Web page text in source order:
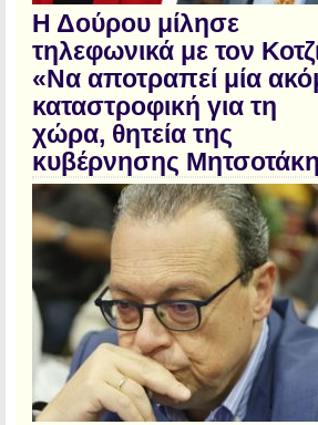
Η Δούρου μίλησε
τηλεφωνικά με τον
«Να αποτραπεί μία
καταστροφική για τη
χώρα, θητεία της
κυβέρνησης